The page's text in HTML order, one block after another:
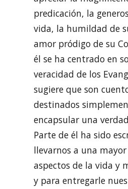
predicación, la
vida, la humildad de
amor pródigo de su
él se ha centrado en
veracidad de los
sugiere que son
destinados
encapsular una
Parte de él ha sido
llevarnos a una
aspectos de la vida y
y para entregarle